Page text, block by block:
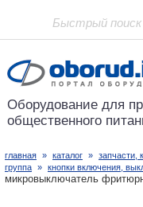
Проект основан в 2001
Оборудование для
общественного
главная » каталог » запчасти,
группа » кнопки включения,
микровыключатель